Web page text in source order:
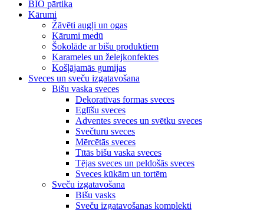
BIO pārtika
Kārumi
Žāvēti augļi un ogas
Kārumi medū
Šokolāde ar bišu produktiem
Karameles un želejkonfektes
Košļājamās gumijas
Sveces un sveču izgatavošana
Bišu vaska sveces
Dekoratīvas formas sveces
Eglīšu sveces
Adventes sveces un svētku sveces
Svečturu sveces
Mērcētās sveces
Tītās bišu vaska sveces
Tējas sveces un peldošās sveces
Sveces kūkām un tortēm
Sveču izgatavošana
Bišu vasks
Sveču izgatavošanas komplekti